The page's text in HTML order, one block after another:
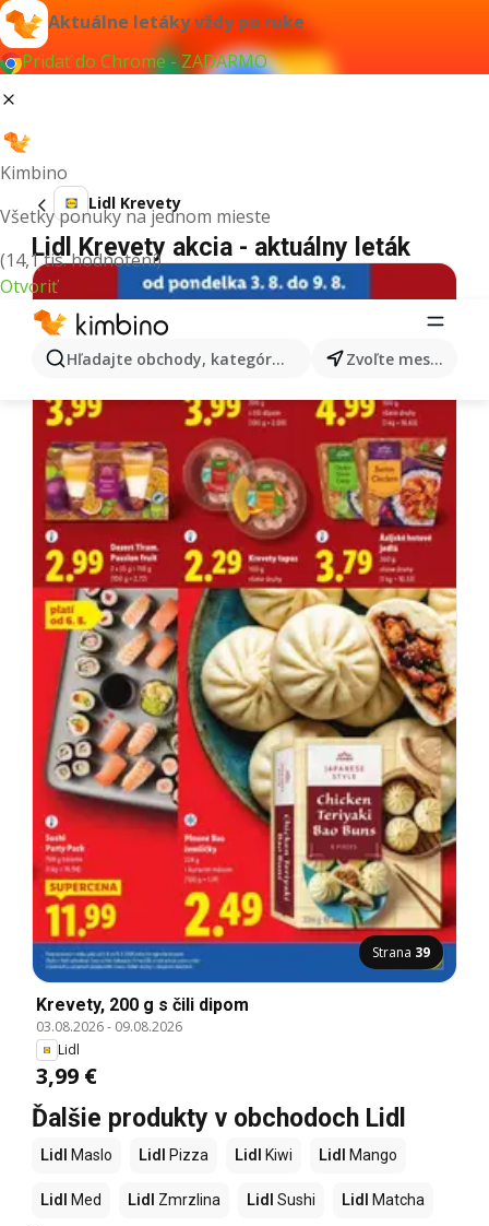
Aktuálne letáky vždy po ruke
Pridať do Chrome - ZADARMO
Kimbino
Všetky ponuky na jednom mieste
(14,1 tis. hodnotení)
Otvoriť
Hľadajte obchody, kategórie, produkty... Zvoľte mesto
Lidl Krevety
Lidl Krevety akcia - aktuálny leták
Strana 39
Krevety, 200 g s čili dipom
03.08.2026- 09.08.2026
Lidl
3,99 €
Ďalšie produkty v obchodoch Lidl
Lidl Maslo Lidl Pizza Lidl Kiwi Lidl Mango
Lidl Med Lidl Zmrzlina Lidl Sushi Lidl Matcha